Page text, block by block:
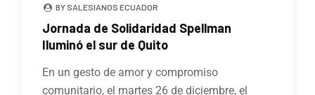
BY SALESIANOS ECUADOR
Jornada de Solidaridad Spellman
Iluminó el sur de Quito
En un gesto de amor y compromiso
comunitario, el martes 26 de diciembre, el